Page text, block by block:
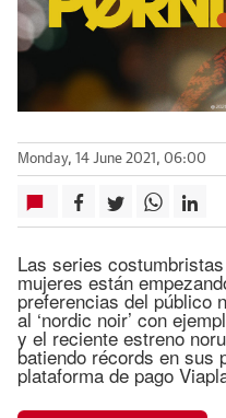
Monday, 14 June 2021, 06:00
Las series
mujeres están
preferencias del público
al ‘nordic noir’ con
y el reciente estreno
batiendo récords en sus
plataforma de pago